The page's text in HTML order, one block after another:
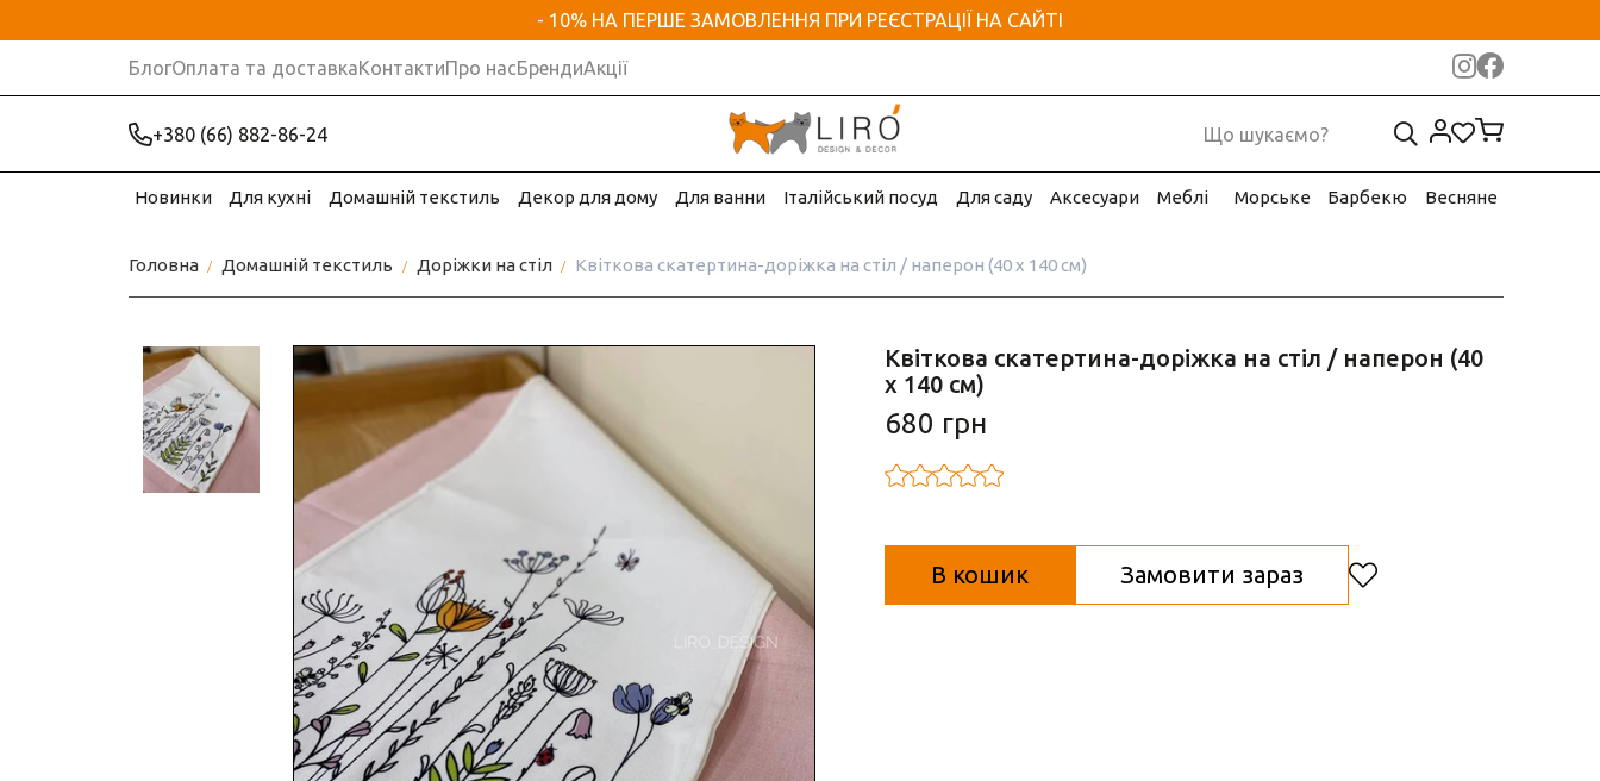
- 10% НА ПЕРШЕ ЗАМОВЛЕННЯ ПРИ РЕЄСТРАЦІЇ НА САЙТІ
БлогОплата та доставкаКонтактиПро насБрендиАкції
+380 (66) 882-86-24
Новинки Для кухні Домашній текстиль Декор для дому Для ванни Італійський посуд Для саду Аксесуари Меблі Морське Барбекю Весняне
Головна Домашній текстиль Доріжки на стіл Квіткова скатертина-доріжка на стіл / наперон (40 х 140 см)
Квіткова скатертина-доріжка на стіл / наперон (40
х 140 см)
680 грн
В кошик Замовити зараз